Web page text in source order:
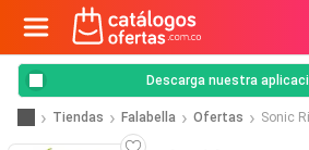
Descarga nuestra
Tiendas Falabella Ofertas Sonic